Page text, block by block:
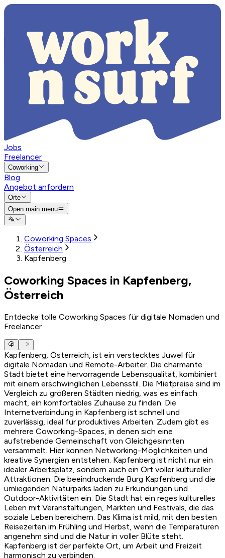
Jobs
Freelancer
Coworking
Blog
Angebot anfordern
Orte
Open main menu
Coworking Spaces
Österreich
Kapfenberg
Coworking Spaces in Kapfenberg,
Österreich
Entdecke tolle Coworking Spaces für digitale Nomaden und
Freelancer
Kapfenberg, Österreich, ist ein verstecktes Juwel für
digitale Nomaden und Remote-Arbeiter. Die charmante
Stadt bietet eine hervorragende Lebensqualität, kombiniert
mit einem erschwinglichen Lebensstil. Die Mietpreise sind im
Vergleich zu größeren Städten niedrig, was es einfach
macht, ein komfortables Zuhause zu finden. Die
Internetverbindung in Kapfenberg ist schnell und
zuverlässig, ideal für produktives Arbeiten. Zudem gibt es
mehrere Coworking-Spaces, in denen sich eine
aufstrebende Gemeinschaft von Gleichgesinnten
versammelt. Hier können Networking-Möglichkeiten und
kreative Synergien entstehen. Kapfenberg ist nicht nur ein
idealer Arbeitsplatz, sondern auch ein Ort voller kultureller
Attraktionen. Die beeindruckende Burg Kapfenberg und die
umliegenden Naturparks laden zu Erkundungen und
Outdoor-Aktivitäten ein. Die Stadt hat ein reges kulturelles
Leben mit Veranstaltungen, Märkten und Festivals, die das
soziale Leben bereichern. Das Klima ist mild, mit den besten
Reisezeiten im Frühling und Herbst, wenn die Temperaturen
angenehm sind und die Natur in voller Blüte steht.
Kapfenberg ist der perfekte Ort, um Arbeit und Freizeit
harmonisch zu verbinden.